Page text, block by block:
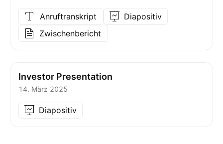
Anruftranskript
Diapositiv
Zwischenbericht
Investor Presentation
14. März 2025
Diapositiv